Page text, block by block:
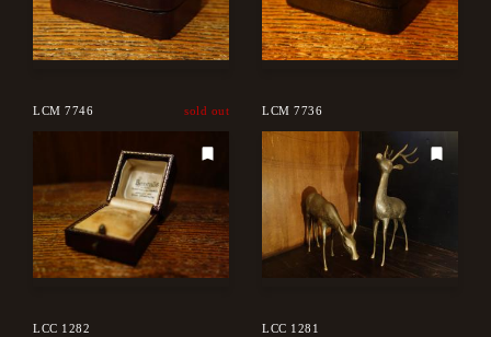
LCM 7746 sold out LCM 7736
LCC 1282 LCC 1281